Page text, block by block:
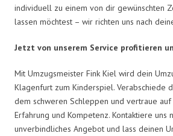
individuell zu einem von dir gewünschten
lassen möchtest – wir richten uns nach
Jetzt von unserem Service profitieren
Mit Umzugsmeister Fink Kiel wird dein
Klagenfurt zum Kinderspiel. Verabschiede
dem schweren Schleppen und vertraue
Erfahrung und Kompetenz. Kontaktiere uns
unverbindliches Angebot und lass deinen